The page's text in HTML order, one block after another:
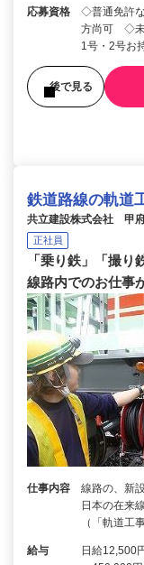
応募資格
◇普通免許
方尚可 ◇未
1号・2号お
後で見る
鉄道路線の軌道
共立建設株式会社 甲
正社員
「乗り鉄」「撮り
線路内でのお仕事
仕事内容
線路の、新
日本の在来
（「軌道
給与
日給12,500